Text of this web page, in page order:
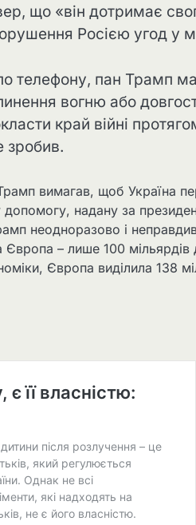
що «він дотримає
Росією угод у
телефону, пан Трамп
вогню або
край війні
зробив.
вимагав, щоб Україна
допомогу, надану за
неодноразово і
Європа – лише 100
Європа виділила 138